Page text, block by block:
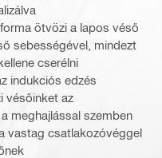
ötvözi a lapos véső
sebességével, mindezt
cserélni
indukciós edzés
vésőinket az
meghajlással szemben
vastag csatlakozóvéggel